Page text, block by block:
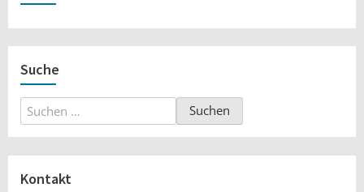
Suche
Suchen
nach:
Kontakt